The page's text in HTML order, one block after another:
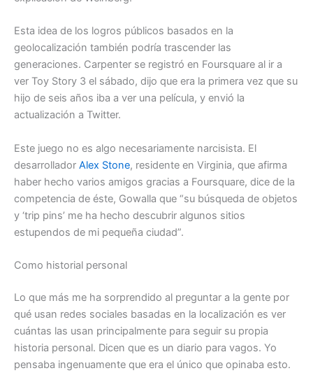
Esta idea de los logros públicos basados en la
geolocalización también podría trascender las
generaciones. Carpenter se registró en Foursquare al ir a
ver Toy Story 3 el sábado, dijo que era la primera vez que su
hijo de seis años iba a ver una película, y envió la
actualización a Twitter.
Este juego no es algo necesariamente narcisista. El
desarrollador Alex Stone, residente en Virginia, que afirma
haber hecho varios amigos gracias a Foursquare, dice de la
competencia de éste, Gowalla que “su búsqueda de objetos
y ‘trip pins’ me ha hecho descubrir algunos sitios
estupendos de mi pequeña ciudad”.
Como historial personal
Lo que más me ha sorprendido al preguntar a la gente por
qué usan redes sociales basadas en la localización es ver
cuántas las usan principalmente para seguir su propia
historia personal. Dicen que es un diario para vagos. Yo
pensaba ingenuamente que era el único que opinaba esto.